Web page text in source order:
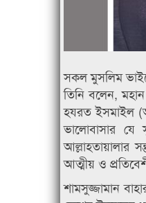
সকল মুসলিম
তিনি বলেন,
হযরত ইসমাইল
ভালোবাসার যে
আল্লাহতায়ালার
আত্মীয় ও
শামসুজ্জামান